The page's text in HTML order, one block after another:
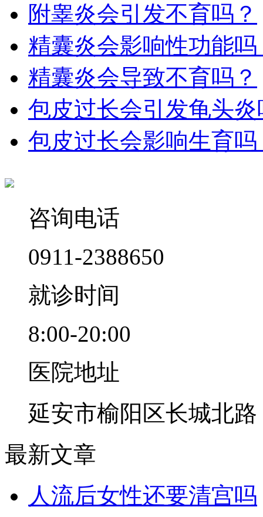
附睾炎会引发不育吗？
精囊炎会影响性功能吗​
精囊炎会导致不育吗​？
包皮过长会引发龟头炎
包皮过长会影响生育吗
咨询电话
0911-2388650
就诊时间
8:00-20:00
医院地址
延安市榆阳区长城北路
最新文章
人流后女性还要清宫吗